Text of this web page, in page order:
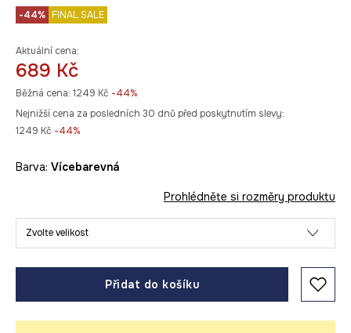
-44% FINAL SALE
Aktuální cena:
689 Kč
Běžná cena: 1249 Kč -44%
Nejnižší cena za posledních 30 dnů před poskytnutím slevy:
1249 Kč -44%
Barva: vícebarevná
Prohlédněte si rozměry produktu
Zvolte velikost
Přidat do košíku